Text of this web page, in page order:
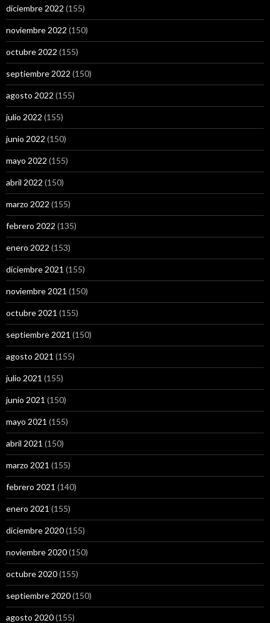
diciembre 2022 (155)
noviembre 2022 (150)
octubre 2022 (155)
septiembre 2022 (150)
agosto 2022 (155)
julio 2022 (155)
junio 2022 (150)
mayo 2022 (155)
abril 2022 (150)
marzo 2022 (155)
febrero 2022 (135)
enero 2022 (153)
diciembre 2021 (155)
noviembre 2021 (150)
octubre 2021 (155)
septiembre 2021 (150)
agosto 2021 (155)
julio 2021 (155)
junio 2021 (150)
mayo 2021 (155)
abril 2021 (150)
marzo 2021 (155)
febrero 2021 (140)
enero 2021 (155)
diciembre 2020(155)
noviembre 2020(150)
octubre 2020(155)
septiembre 2020(150)
agosto 2020(155)